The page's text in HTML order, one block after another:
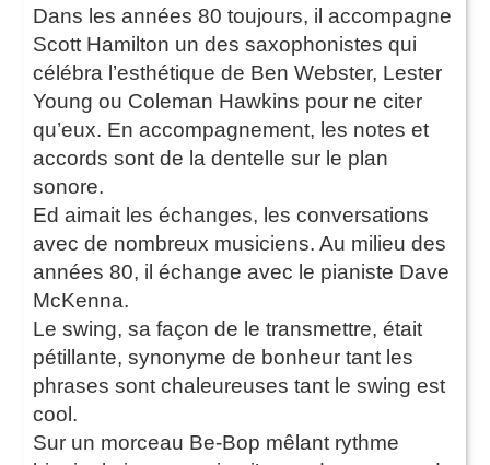
Dans les années 80 toujours, il accompagne
Scott Hamilton un des saxophonistes qui
célébra l’esthétique de Ben Webster, Lester
Young ou Coleman Hawkins pour ne citer
qu’eux. En accompagnement, les notes et
accords sont de la dentelle sur le plan
sonore.
Ed aimait les échanges, les conversations
avec de nombreux musiciens. Au milieu des
années 80, il échange avec le pianiste Dave
McKenna.
Le swing, sa façon de le transmettre, était
pétillante, synonyme de bonheur tant les
phrases sont chaleureuses tant le swing est
cool.
Sur un morceau Be-Bop mêlant rythme